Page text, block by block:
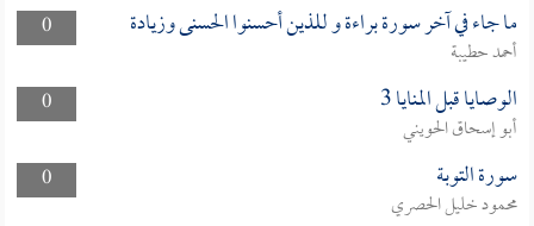
0 ما جاء في آخر سورة براءة و للذين أحسنوا الحسنى وزيادة
أحمد حطيبة
0
الوصايا قبل المنايا 3
أبو إسحاق الحويني
0
سورة التوبة
محمود خليل الحصري